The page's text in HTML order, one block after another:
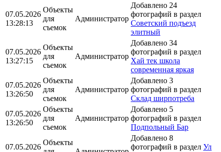
07.05.2026
13:28:13
Объекты
для
съемок
Администратор
Добавлено 24
фотографий в раздел
Советский подъезд
элитный
07.05.2026
13:27:15
Объекты
для
съемок
Администратор
Добавлено 34
фотографий в раздел
Хай тек школа
современная яркая
07.05.2026
13:26:50
Объекты
для
съемок
Администратор
Добавлено 3
фотографий в раздел
Склад ширпотреба
07.05.2026
13:26:50
Объекты
для
съемок
Администратор
Добавлено 5
фотографий в раздел
Подпольный Бар
07.05.2026
Объекты
Добавлено 8
фотографий в раздел Ул